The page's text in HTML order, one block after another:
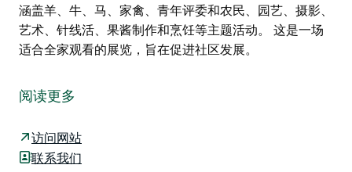
涵盖羊、牛、马、家禽、青年评委和农民、园艺、摄影、
艺术、针线活、果酱制作和烹饪等主题活动。 这是一场
适合全家观看的展览，旨在促进社区发展。
该展览致力于展示农业成就，并培养该地区的年轻农民和
展览涵盖羊、牛、马、家禽、青年评委和农民、园艺、摄
影、艺术、针线活、果酱制作和烹饪等主题活动。
阅读更多
访问网站
联系我们